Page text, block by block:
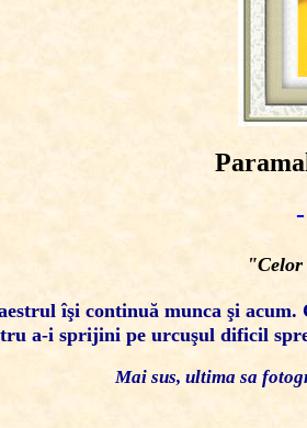
"Celor
îşi continuă munca şi acum.
a-i sprijini pe urcuşul dificil
Mai sus, ultima sa